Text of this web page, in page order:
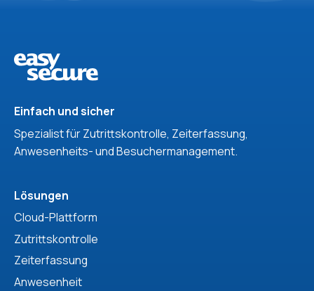
Einfach und sicher
Spezialist für Zutrittskontrolle, Zeiterfassung,
Anwesenheits- und Besuchermanagement.
Lösungen
Cloud-Plattform
Zutrittskontrolle
Zeiterfassung
Anwesenheit